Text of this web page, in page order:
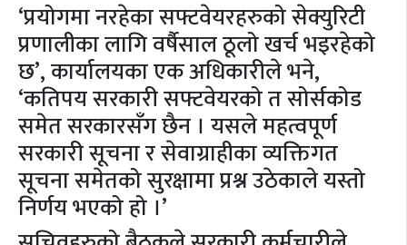
‘प्रयोगमा नरहेका सफ्टवेयरहरुको सेक्युरिटी
प्रणालीका लागि वर्षैसाल ठूलो खर्च भइरहेको
छ’, कार्यालयका एक अधिकारीले भने,
‘कतिपय सरकारी सफ्टवेयरको त सोर्सकोड
समेत सरकारसँग छैन । यसले महत्वपूर्ण
सरकारी सूचना र सेवाग्राहीका व्यक्तिगत
सूचना समेतको सुरक्षामा प्रश्न उठेकाले यस्तो
निर्णय भएको हो ।’